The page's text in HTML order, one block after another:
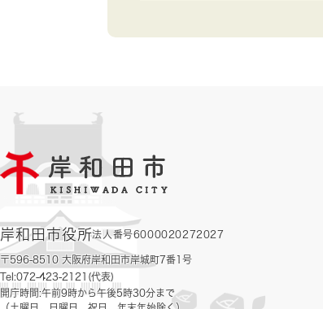
岸和田市役所法人番号6000020272027
〒596-8510 大阪府岸和田市岸城町7番1号
Tel:072-423-2121(代表)
開庁時間:午前9時から午後5時30分まで
（土曜日、日曜日、祝日、年末年始除く）